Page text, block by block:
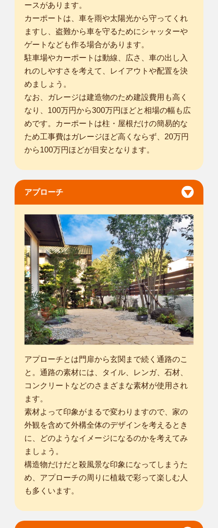
ースがあります。
カーポートは、車を雨や太陽光から守ってくれ
ますし、盗難から車を守るためにシャッターや
ゲートなども作る場合があります。
駐車場やカーポートは動線、広さ、車の出し入
れのしやすさを考えて、レイアウトや配置を決
めましょう。
なお、ガレージは建造物のため建設費用も高く
なり、100万円から300万円ほどと相場の幅も広
めです。カーポートは柱・屋根だけの簡易的な
ため工事費はガレージほど高くならず、20万円
から100万円ほどが目安となります。
アプローチ
アプローチとは門扉から玄関まで続く通路のこ
と。通路の素材には、タイル、レンガ、石材、
コンクリートなどのさまざまな素材が使用され
ます。
素材よって印象がまるで変わりますので、家の
外観を含めて外構全体のデザインを考えるとき
に、どのようなイメージになるのかを考えてみ
ましょう。
構造物だけだと殺風景な印象になってしまうた
め、アプローチの周りに植栽で彩って楽しむ人
も多くいます。